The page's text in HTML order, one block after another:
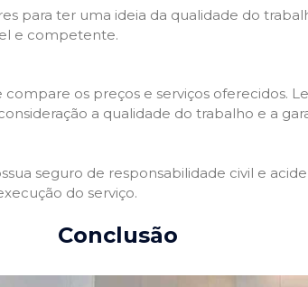
para ter uma ideia da qualidade do
e competente.
os preços e serviços oferecidos.
a qualidade do trabalho e a
seguro de responsabilidade civil e
do serviço.
Conclusão